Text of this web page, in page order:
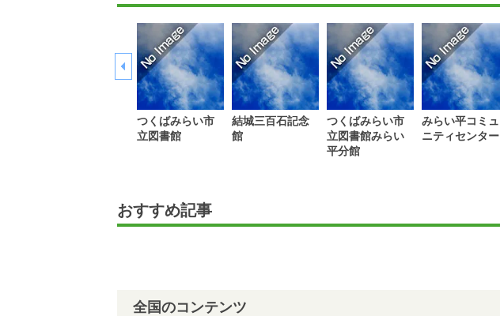
つくばみらい市
立図書館
結城三百石記念
館
つくばみらい市
立図書館みらい
平分館
みらい平コミュ
ニティセンター
おすすめ記事
全国のコンテンツ